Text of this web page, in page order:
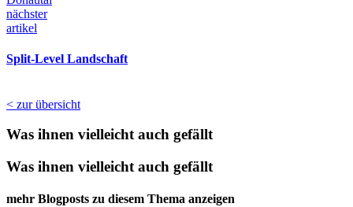
nächster
artikel
Split-Le­vel Landschaft
< zur übersicht
Was ihnen vielleicht auch gefällt
Was ihnen vielleicht auch gefällt
mehr Blogposts zu diesem Thema anzeigen